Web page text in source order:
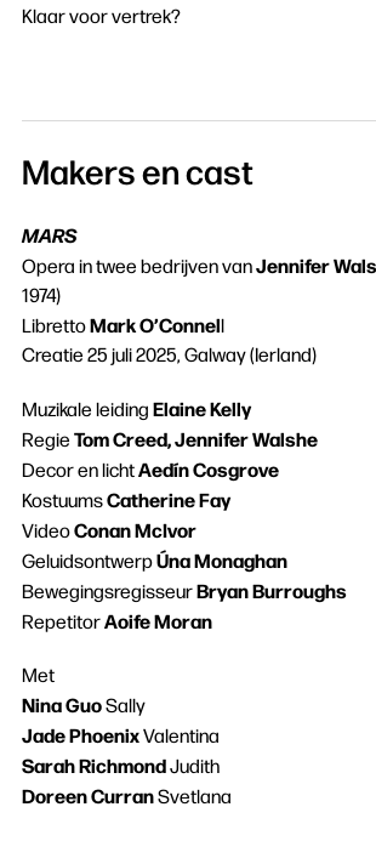
Klaar voor vertrek?
Makers en cast
MARS
Opera in twee bedrijven vanJennifer
1974)
LibrettoMark O’Connell
Creatie 25 juli 2025, Galway (Ierland)
Muzikale leidingElaine Kelly
RegieTom Creed, Jennifer Walshe
Decor en lichtAedín Cosgrove
KostuumsCatherine Fay
VideoConan McIvor
GeluidsontwerpÚna Monaghan
BewegingsregisseurBryan Burroughs
RepetitorAoife Moran
Met
Nina GuoSally
Jade PhoenixValentina
Sarah RichmondJudith
Doreen CurranSvetlana
Zoeken